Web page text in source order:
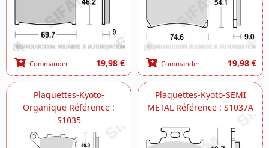
Commander 19,98 € Commander 19,98 €
Plaquettes-Kyoto-
Organique Référence :
S1035
Plaquettes-Kyoto-SEMI
METAL Référence : S1037A